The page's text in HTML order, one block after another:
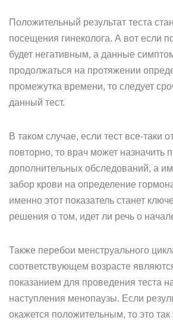
Положительный результат теста
посещения гинеколога. А вот если
будет негативным, а данные
продолжаться на протяжении
промежутка времени, то следует
данный тест.
В таком случае, если тест все-таки
повторно, то врач может назначить
дополнительных обследований, а
забор крови на определение
именно этот показатель станет
решения о том, идет ли речь о
Также перебои менструального
соответствующем возрасте
показанием для проведения теста
наступления менопаузы. Если
окажется положительным, то это